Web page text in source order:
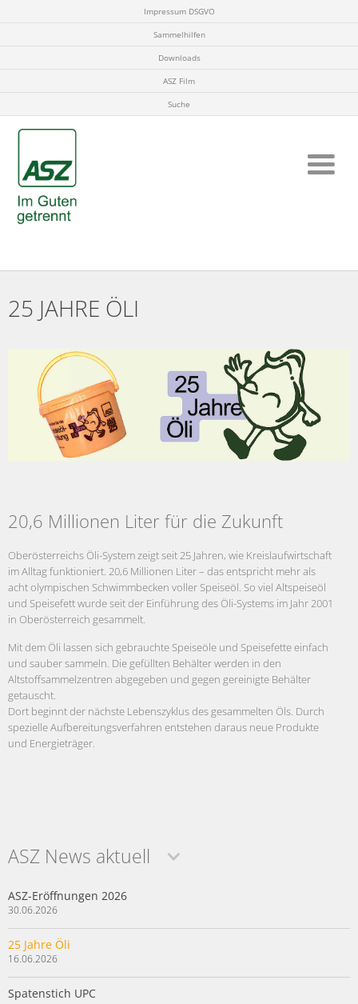
Impressum DSGVO
Sammelhilfen
Downloads
ASZ Film
Suche
25 JAHRE ÖLI
20,6 Millionen Liter für die Zukunft
Oberösterreichs Öli-System zeigt seit 25 Jahren, wie Kreislaufwirtschaft
im Alltag funktioniert. 20,6 Millionen Liter – das entspricht mehr als
acht olympischen Schwimmbecken voller Speiseöl. So viel Altspeiseöl
und Speisefett wurde seit der Einführung des Öli-Systems im Jahr 2001
in Oberösterreich gesammelt.
Mit dem Öli lassen sich gebrauchte Speiseöle und Speisefette einfach
und sauber sammeln. Die gefüllten Behälter werden in den
Altstoffsammelzentren abgegeben und gegen gereinigte Behälter
getauscht.
Dort beginnt der nächste Lebenszyklus des gesammelten Öls. Durch
spezielle Aufbereitungsverfahren entstehen daraus neue Produkte
und Energieträger.
ASZ News aktuell
ASZ-Eröffnungen 2026
30.06.2026
25 Jahre Öli
16.06.2026
Spatenstich UPC